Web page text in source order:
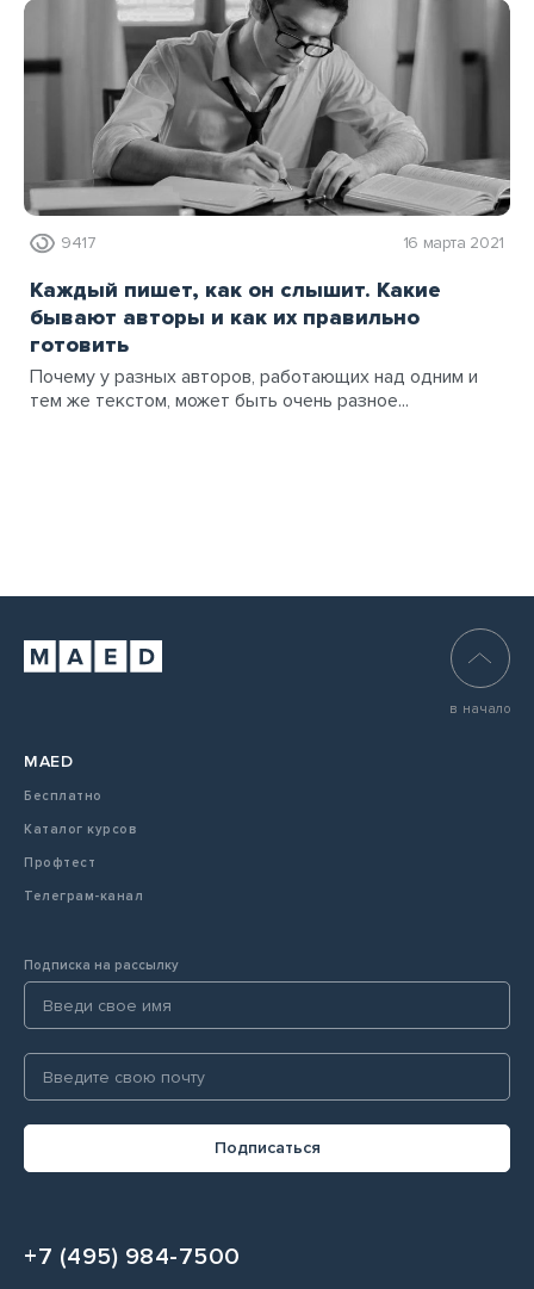
9417 16 марта 2021
Каждый пишет, как он слышит. Какие
бывают авторы и как их правильно
готовить
Почему у разных авторов, работающих над одним и
тем же текстом, может быть очень разное...
MAED
Бесплатно
Каталог курсов
Профтест
Телеграм-канал
в начало
Подписка на рассылку
Подписаться
+7 (495) 984-7500